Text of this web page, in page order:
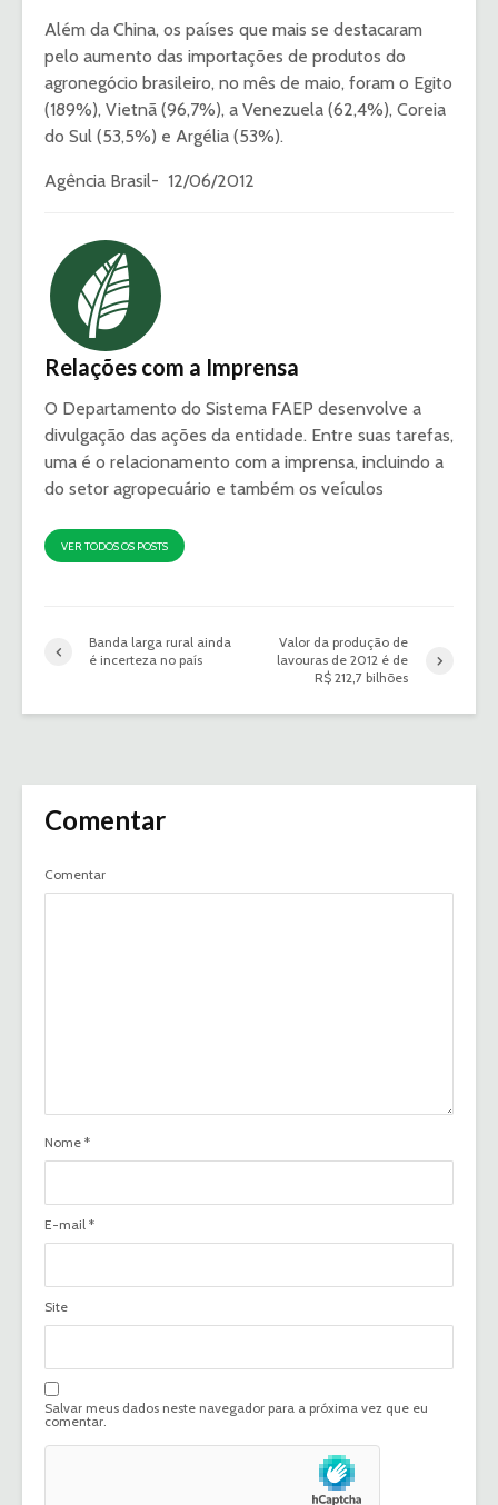
Além da China, os países que mais se destacaram
pelo aumento das importações de produtos do
agronegócio brasileiro, no mês de maio, foram o Egito
(189%), Vietnã (96,7%), a Venezuela (62,4%), Coreia
do Sul (53,5%) e Argélia (53%).
Agência Brasil- 12/06/2012
Relações com a Imprensa
O Departamento do Sistema FAEP desenvolve a
divulgação das ações da entidade. Entre suas tarefas,
uma é o relacionamento com a imprensa, incluindo a
do setor agropecuário e também os veículos
VER TODOS OS POSTS
Banda larga rural ainda
é incerteza no país
Valor da produção de
lavouras de 2012 é de
R$ 212,7 bilhões
Comentar
Comentar
Nome *
E-mail *
Site
Salvar meus dados neste navegador para a próxima vez que eu
comentar.